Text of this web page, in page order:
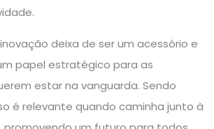
deixa de ser um acessório e
papel estratégico para as
estar na vanguarda. Sendo
é relevante quando caminha junto à